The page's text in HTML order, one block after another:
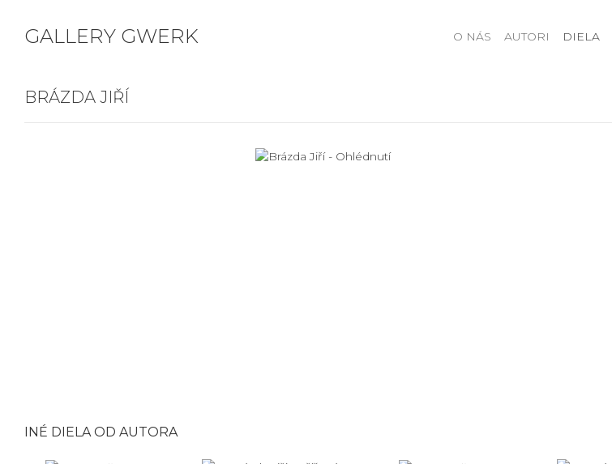
GALLERY GWERK O NÁS AUTORI DIELA
BRÁZDA JIŘÍ
INÉ DIELA OD AUTORA